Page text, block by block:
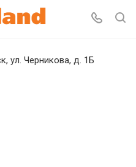
ул. Черникова, д. 1Б